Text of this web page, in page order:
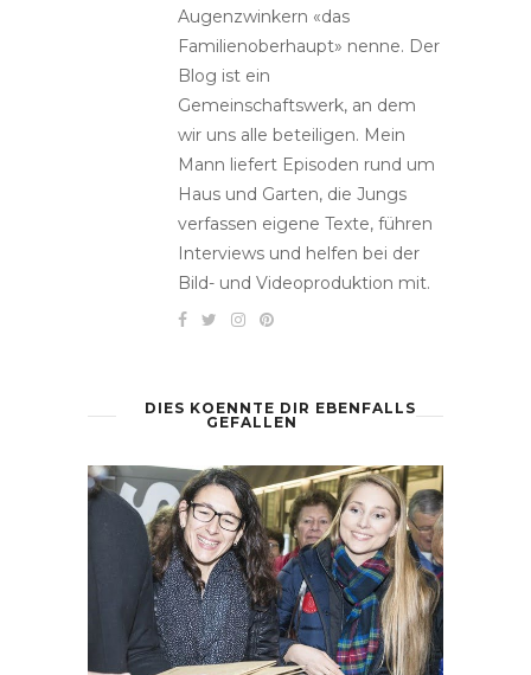
Augenzwinkern «das
Familienoberhaupt» nenne. Der
Blog ist ein
Gemeinschaftswerk, an dem
wir uns alle beteiligen. Mein
Mann liefert Episoden rund um
Haus und Garten, die Jungs
verfassen eigene Texte, führen
Interviews und helfen bei der
Bild- und Videoproduktion mit.
DIES KOENNTE DIR EBENFALLS
GEFALLEN